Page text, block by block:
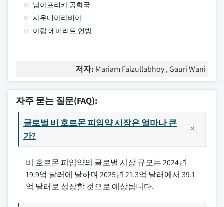
남아프리카 공화국
사우디아라비아
아랍 에미리트 연방
저자: Mariam Faizullabhoy , Gauri Wani
자주 묻는 질문(FAQ):
글로벌 비 호르몬 피임약 시장은 얼마나 큰
가?
비 호르몬 피임약의 글로벌 시장 규모는 2024년
19.9억 달러에 달하며 2025년 21.3억 달러에서 39.1
억 달러로 성장할 것으로 예상됩니다.